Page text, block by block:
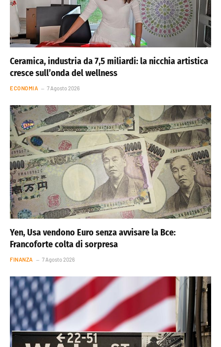
Ceramica, industria da 7,5 miliardi: la nicchia artistica
cresce sull’onda del wellness
ECONOMIA 7 Agosto 2026
Yen, Usa vendono Euro senza avvisare la Bce:
Francoforte colta di sorpresa
FINANZA 7 Agosto 2026